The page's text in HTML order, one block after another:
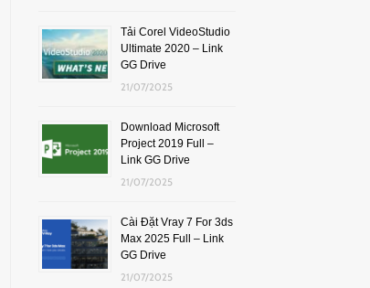
Tải Corel VideoStudio
Ultimate 2020 – Link
GG Drive
21/07/2025
Download Microsoft
Project 2019 Full –
Link GG Drive
21/07/2025
Cài Đặt Vray 7 For 3ds
Max 2025 Full – Link
GG Drive
21/07/2025